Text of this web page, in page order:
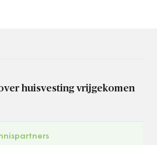
huisvesting vrijgekomen